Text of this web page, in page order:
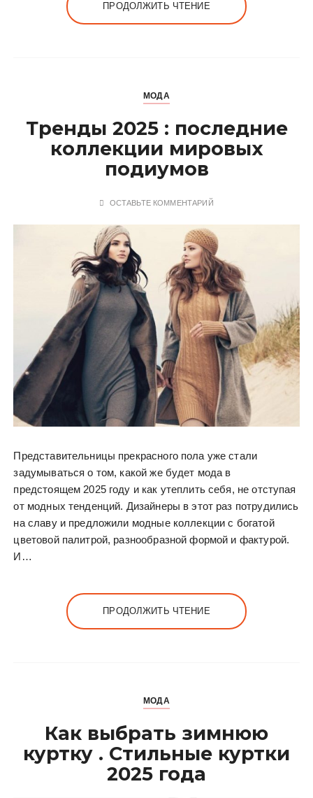
ПРОДОЛЖИТЬ ЧТЕНИЕ
МОДА
Тренды 2025 : последние
коллекции мировых
подиумов
ОСТАВЬТЕ КОММЕНТАРИЙ
Представительницы прекрасного пола уже стали
задумываться о том, какой же будет мода в
предстоящем 2025 году и как утеплить себя, не отступая
от модных тенденций. Дизайнеры в этот раз потрудились
на славу и предложили модные коллекции с богатой
цветовой палитрой, разнообразной формой и фактурой.
И…
ПРОДОЛЖИТЬ ЧТЕНИЕ
МОДА
Как выбрать зимнюю
куртку . Стильные куртки
2025 года